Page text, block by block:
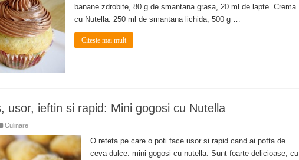
banane zdrobite, 80 g de smantana grasa, 20 ml de lapte. Crema
cu Nutella: 250 ml de smantana lichida, 500 g …
Citeste mai mult
usor, ieftin si rapid: Mini gogosi cu Nutella
Culinare
O reteta pe care o poti face usor si rapid cand ai pofta de
ceva dulce: mini gogosi cu nutella. Sunt foarte delicioase, cu